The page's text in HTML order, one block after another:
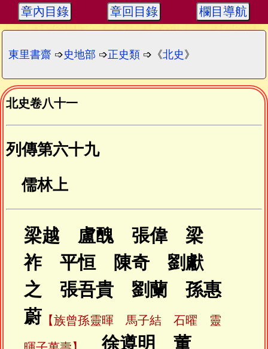
章內目錄 章回目錄 欄目導航
東里書齋 ➩史地部 ➩正史類 ➩《北史 》
北史卷八十一
列傳第六十九
儒林上
梁越 盧醜 張偉 梁
祚 平恒 陳奇 劉獻
之 張吾貴 劉蘭 孫惠
蔚 【族曾孫靈暉 馬子結 石曜 靈
徐遵明 董